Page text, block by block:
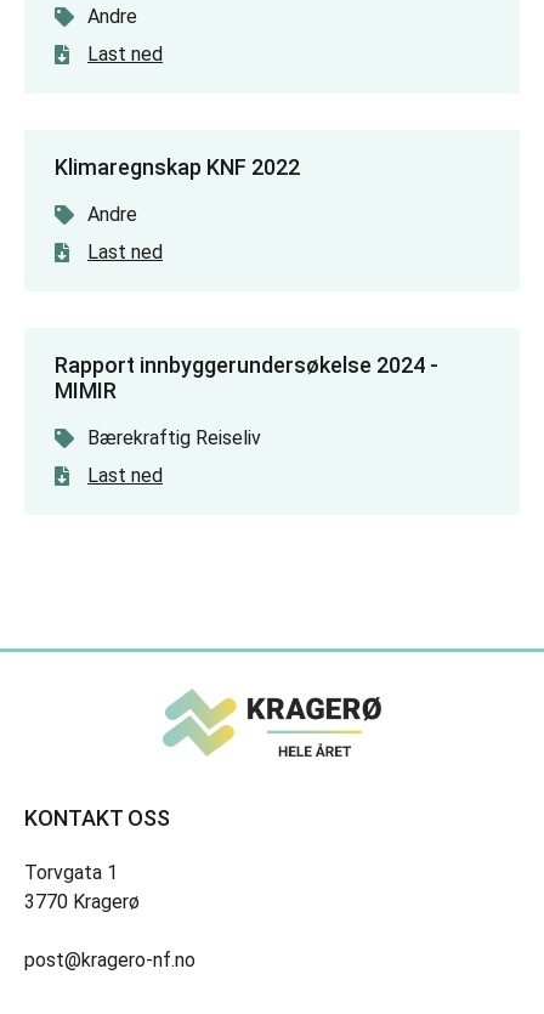
Andre
Last ned
Klimaregnskap KNF 2022
Andre
Last ned
Rapport innbyggerundersøkelse 2024 -
MIMIR
Bærekraftig Reiseliv
Last ned
KONTAKT OSS
Torvgata 1
3770 Kragerø
post@kragero-nf.no